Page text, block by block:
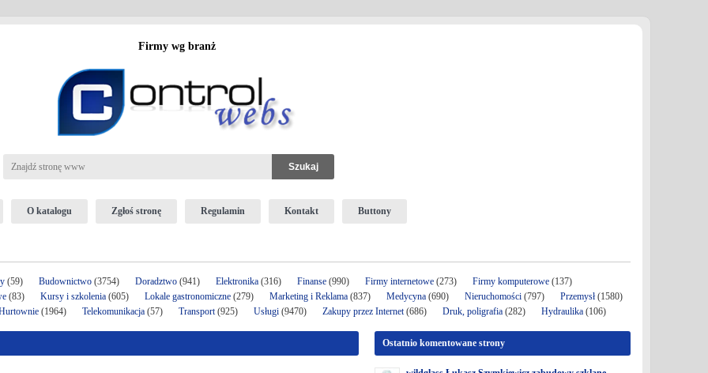
Firmy wg branż
O katalogu Zgłoś stronę Regulamin Kontakt Buttony
(59) Budownictwo (3754) Doradztwo (941) Elektronika (316) Finanse (990) Firmy internetowe (273) Firmy komputerowe (137)
(83) Kursy i szkolenia (605) Lokale gastronomiczne (279) Marketing i Reklama (837) Medycyna (690) Nieruchomości (797) Przemysł(1580)
(1964) Telekomunikacja (57) Transport(925) Usługi (9470) Zakupy przez Internet(686) Druk, poligrafia (282) Hydraulika (106)
Ostatnio komentowane strony